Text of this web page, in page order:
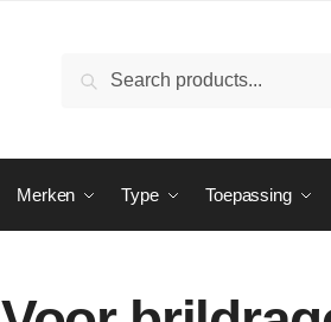
Zoeken
Merken Type Toepassing